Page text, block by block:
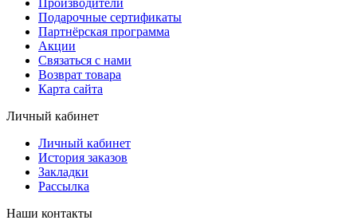
Производители
Подарочные сертификаты
Партнёрская программа
Акции
Связаться с нами
Возврат товара
Карта сайта
Личный кабинет
Личный кабинет
История заказов
Закладки
Рассылка
Наши контакты